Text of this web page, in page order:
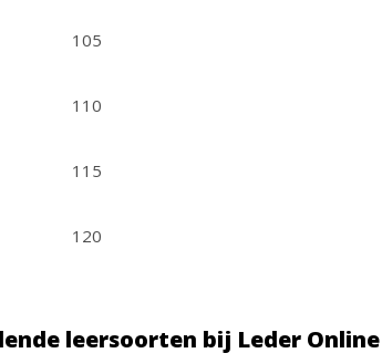
105
110
115
120
leersoorten bij Leder Online